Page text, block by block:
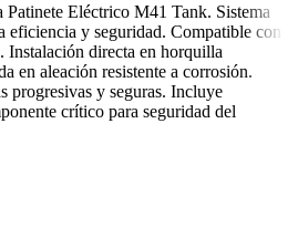
Eléctrico M41 Tank. Sistema
eficiencia y seguridad. Compatible con
Instalación directa en horquilla
en aleación resistente a corrosión.
progresivas y seguras. Incluye
crítico para seguridad del